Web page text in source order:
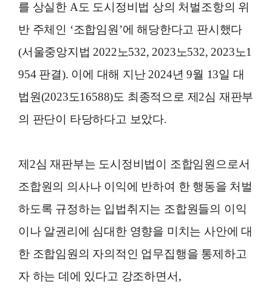
를 상실한 A도 도시정비법 상의 처벌조항의 위
반 주체인 ‘조합임원’에 해당한다고 판시했다
(서울중앙지법 2022노532, 2023노532, 2023노1
954 판결). 이에 대해 지난 2024년 9월 13일 대
법원(2023도16588)도 최종적으로 제2심 재판부
의 판단이 타당하다고 보았다.
제2심 재판부는 도시정비법이 조합임원으로서
조합원의 의사나 이익에 반하여 한 행동을 처벌
하도록 규정하는 입법취지는 조합원들의 이익
이나 알권리에 심대한 영향을 미치는 사안에 대
한 조합임원의 자의적인 업무집행을 통제하고
자 하는 데에 있다고 강조하면서,